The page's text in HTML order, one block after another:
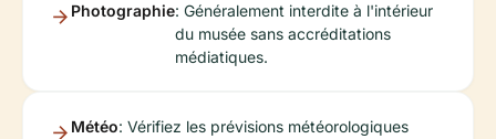
Photographie: Généralement interdite à l'intérieur
du musée sans accréditations
médiatiques.
Météo: Vérifiez les prévisions météorologiques